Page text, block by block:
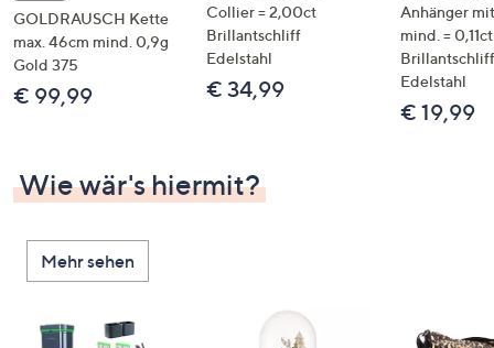
GOLDRAUSCH Kette
max. 46cm mind. 0,9g
Gold 375
€ 99,99
Collier = 2,00ct
Brillantschliff
Edelstahl
€ 34,99
Anhänger
mind. = 0,11ct
Brillantschliff
Edelstahl
€ 19,99
Wie wär's hiermit?
Mehr sehen